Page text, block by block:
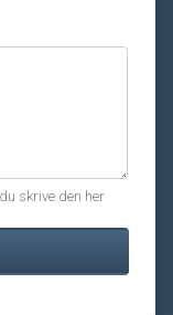
skrive den her